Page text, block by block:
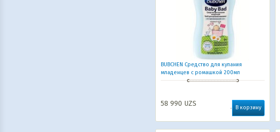
BUBCHEN Средство для купания
младенцев с ромашкой 200мл
58 990 UZS В корзину